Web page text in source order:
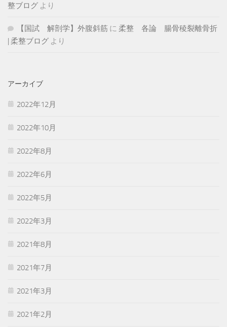
整ブログ より
【国試 解剖学】外腹斜筋 に 柔整 各論 腸骨稜裂離骨折
| 柔整ブログ より
アーカイブ
2022年12月
2022年10月
2022年8月
2022年6月
2022年5月
2022年3月
2021年8月
2021年7月
2021年3月
2021年2月